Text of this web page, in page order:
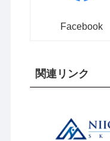
Facebook
関連リンク